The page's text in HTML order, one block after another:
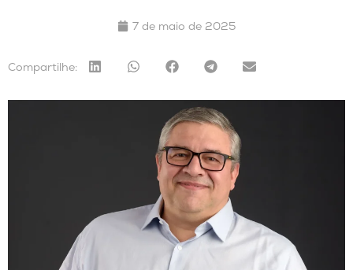
7 de maio de 2025
Compartilhe: